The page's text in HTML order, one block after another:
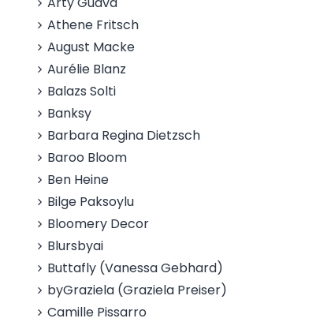
Athene Fritsch
August Macke
Aurélie Blanz
Balazs Solti
Banksy
Barbara Regina Dietzsch
Baroo Bloom
Ben Heine
Bilge Paksoylu
Bloomery Decor
Blursbyai
Buttafly (Vanessa Gebhard)
byGraziela (Graziela Preiser)
Camille Pissarro